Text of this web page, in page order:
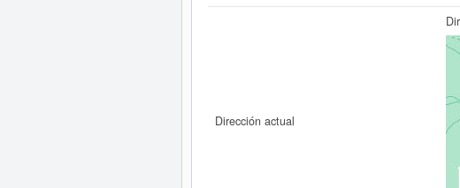
Dirección actual